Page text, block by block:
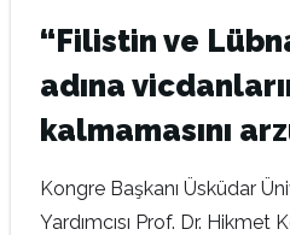
“Filistin ve
adına
kalmamasını
Kongre Başkanı Üsküdar
Yardımcısı Prof. Dr. Hikmet